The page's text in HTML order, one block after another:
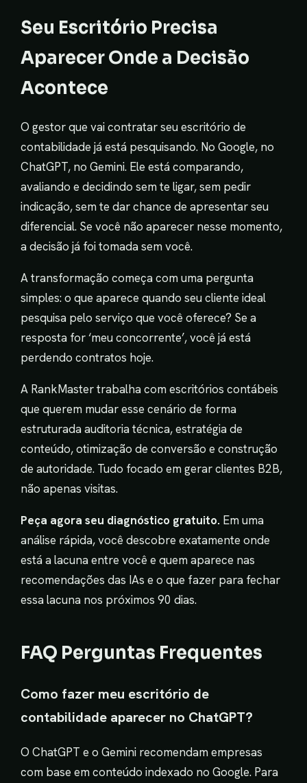
Seu Escritório Precisa
Aparecer Onde a Decisão
Acontece
O gestor que vai contratar seu escritório de
contabilidade já está pesquisando. No Google, no
ChatGPT, no Gemini. Ele está comparando,
avaliando e decidindo sem te ligar, sem pedir
indicação, sem te dar chance de apresentar seu
diferencial. Se você não aparecer nesse momento,
a decisão já foi tomada sem você.
A transformação começa com uma pergunta
simples: o que aparece quando seu cliente ideal
pesquisa pelo serviço que você oferece? Se a
resposta for ‘meu concorrente’, você já está
perdendo contratos hoje.
A RankMaster trabalha com escritórios contábeis
que querem mudar esse cenário de forma
estruturada auditoria técnica, estratégia de
conteúdo, otimização de conversão e construção
de autoridade. Tudo focado em gerar clientes B2B,
não apenas visitas.
Peça agora seu diagnóstico gratuito. Em uma
análise rápida, você descobre exatamente onde
está a lacuna entre você e quem aparece nas
recomendações das IAs e o que fazer para fechar
essa lacuna nos próximos 90 dias.
FAQ Perguntas Frequentes
Como fazer meu escritório de
contabilidade aparecer no ChatGPT?
O ChatGPT e o Gemini recomendam empresas
com base em conteúdo indexado no Google. Para